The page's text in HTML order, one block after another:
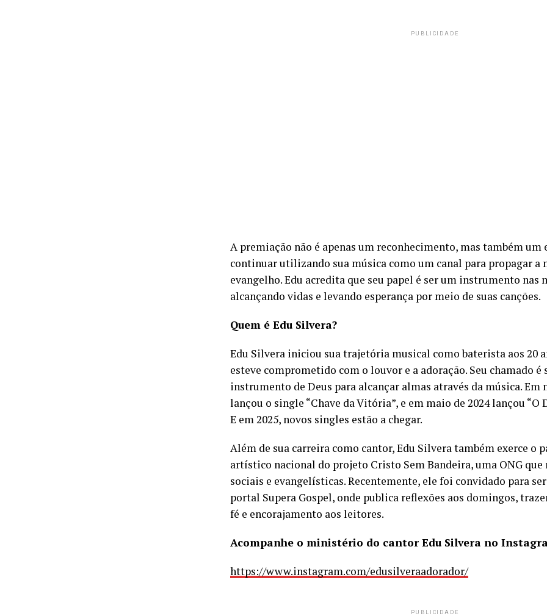
PUBLICIDADE
A premiação não é apenas um reconhecimento, mas também
continuar utilizando sua música como um canal para propagar a
evangelho. Edu acredita que seu papel é ser um instrumento nas
alcançando vidas e levando esperança por meio de suas canções.
Quem é Edu Silvera?
Edu Silvera iniciou sua trajetória musical como baterista aos 20
esteve comprometido com o louvor e a adoração. Seu chamado é
instrumento de Deus para alcançar almas através da música. Em
lançou o single “Chave da Vitória”, e em maio de 2024 lançou “O
E em 2025, novos singles estão a chegar.
Além de sua carreira como cantor, Edu Silvera também exerce o
artístico nacional do projeto Cristo Sem Bandeira, uma ONG
sociais e evangelísticas. Recentemente, ele foi convidado para
portal Supera Gospel, onde publica reflexões aos domingos,
fé e encorajamento aos leitores.
Acompanhe o ministério do cantor Edu Silvera no
https://www.instagram.com/edusilveraadorador/
PUBLICIDADE